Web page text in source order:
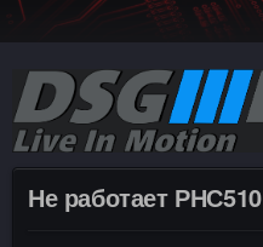
Не работает РНС510